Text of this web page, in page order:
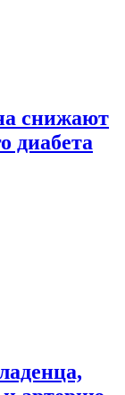
снижают
диабета